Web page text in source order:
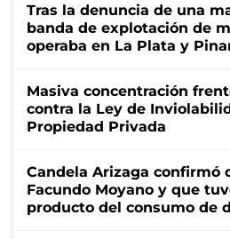
Tras la denuncia de una
banda de explotación de
operaba en La Plata y
Masiva concentración
contra la Ley de
Propiedad Privada
Candela Arizaga confirmó
Facundo Moyano y que
producto del consumo de